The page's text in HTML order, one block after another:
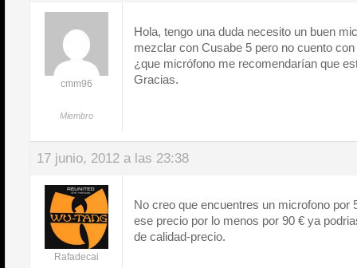
cmm96
Miembro
Hola, tengo una duda necesito un buen
mezclar con Cusabe 5 pero no cuento
¿que micrófono me recomendarían que
Gracias.
17 junio, 2012 a las 23:38
Rafadecai
No creo que encuentres un microfono por
ese precio por lo menos por 90 € ya
de calidad-precio.